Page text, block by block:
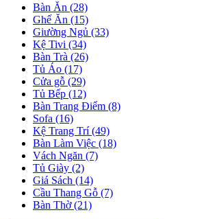
Bàn Ăn (28)
Ghế Ăn (15)
Giường Ngủ (33)
Kệ Tivi (34)
Bàn Trà (26)
Tủ Áo (17)
Cửa gỗ (29)
Tủ Bếp (12)
Bàn Trang Điểm (8)
Sofa (16)
Kệ Trang Trí (49)
Bàn Làm Việc (18)
Vách Ngăn (7)
Tủ Giày (2)
Giá Sách (14)
Cầu Thang Gỗ (7)
Bàn Thờ (21)